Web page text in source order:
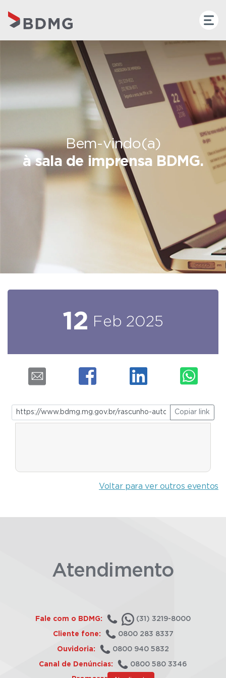
Bem-vindo(a)
à sala de imprensa BDMG.
12 Feb 2025
Copiar link
Voltar para ver outros eventos
Atendimento
Fale com o BDMG: (31) 3219-8000
Cliente fone: 0800 283 8337
Ouvidoria: 0800 940 5832
Canal de Denúncias: 0800 580 3346